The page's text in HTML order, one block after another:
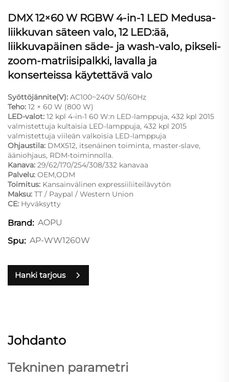
DMX 12×60 W RGBW 4-in-1 LED Medusa-
liikkuvan säteen valo, 12 LED:ää,
liikkuvapäinen säde- ja wash-valo, pikseli-
zoom-matriisipalkki, lavalla ja
konserteissa käytettävä valo
Syöttöjännite(V): AC100~240V 50/60Hz
Teho: 12 × 60 W (800 W)
LED-valot: 12 kpl 4-in-1 60 W:n LED-lamppuja, 432 kpl 2015
valmistettuja kultaisia LED-lamppuja, 432 kpl 2015
valmistettuja viileän valkoisia LED-lamppuja
Ohjaustila: DMX512, itsenäinen toiminta, master-slave,
ääniohjaus, RDM-toiminnolla.
Kanava: 29/62/170/254/308/332 kanavaa
Palvelu: OEM,ODM
Toimitus: Kansainvälinen expressiiliiteilävytön
Maksu: TT / Paypal / Western Union
CE: Hyväksytty
Brand: AOPU
Spu: AP-WW1260W
Hanki tarjous
Johdanto
Tekninen parametri